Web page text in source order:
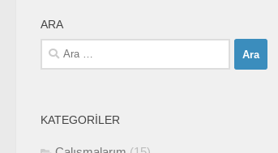
ARA
Arama:
KATEGORILER